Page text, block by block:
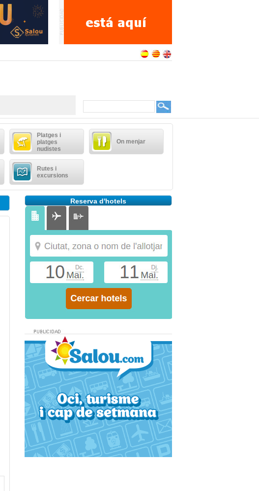
Platges i
platges
nudistes
On menjar
Rutes i
excursions
Reserva d'hotels